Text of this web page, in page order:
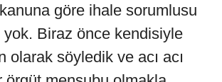
göre ihale sorumlusu
yok. Biraz önce kendisiyle
olarak söyledik ve acı acı